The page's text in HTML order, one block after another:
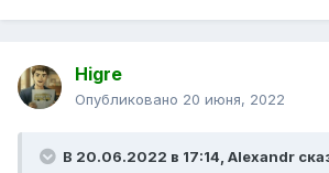
Higre
Опубликовано 20 июня, 2022
В 20.06.2022 в 17:14, Alexandr